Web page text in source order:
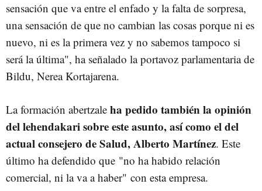
sensación que va entre el enfado y la falta de sorpresa,
una sensación de que no cambian las cosas porque ni es
nuevo, ni es la primera vez y no sabemos tampoco si
será la última", ha señalado la portavoz parlamentaria de
Bildu, Nerea Kortajarena.
La formación abertzale ha pedido también la opinión
del lehendakari sobre este asunto, así como el del
actual consejero de Salud, Alberto Martínez. Este
último ha defendido que "no ha habido relación
comercial, ni la va a haber" con esta empresa.